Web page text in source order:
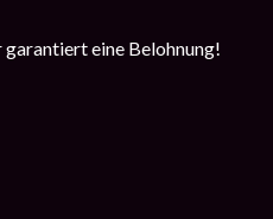
garantiert eine Belohnung!